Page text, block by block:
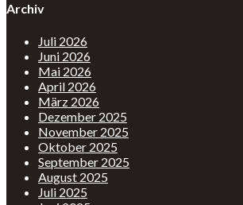
Archiv
Juli 2026
Juni 2026
Mai 2026
April 2026
März 2026
Dezember 2025
November 2025
Oktober 2025
September 2025
August 2025
Juli 2025